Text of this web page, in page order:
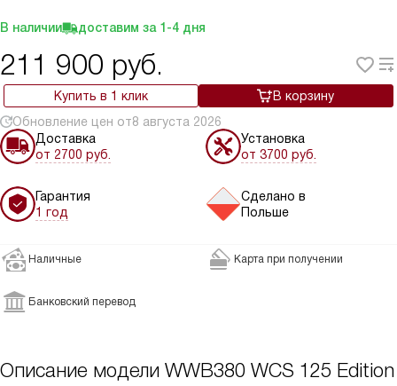
В наличии доставим за 1-4 дня
211 900 руб.
Купить в 1 клик
В корзину
Обновление цен от8 августа 2026
Доставка
от 2700 руб.
Установка
от 3700 руб.
Гарантия
1 год
Сделано в
Польше
Наличные Карта при получении
Банковский перевод
Описание модели WWB380 WCS 125 Edition